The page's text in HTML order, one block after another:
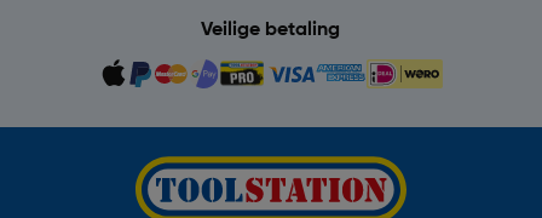
Veilige betaling